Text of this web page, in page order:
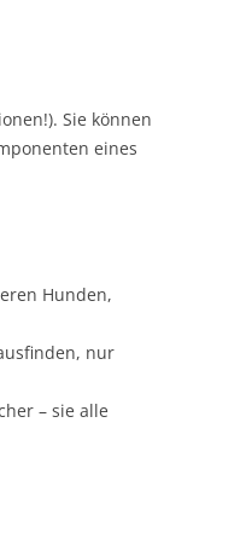
Sie können
eines
Hunden,
nur
– sie alle